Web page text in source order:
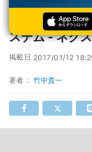
マルチDRM
ステム - ネク
掲載日 2017/01/12
著者： 竹中貴一